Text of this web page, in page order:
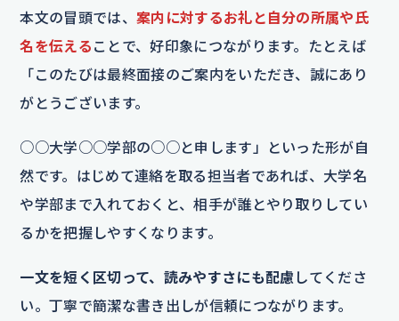
本文の冒頭では、 案内に対するお礼と自分の所属や氏
名を伝える ことで、好印象につながります。たとえば
「このたびは最終面接のご案内をいただき、誠にあり
がとうございます。
○○大学○○学部の○○と申します」といった形が自
然です。はじめて連絡を取る担当者であれば、大学名
や学部まで入れておくと、相手が誰とやり取りしてい
るかを把握しやすくなります。
一文を短く区切って、読みやすさにも配慮 してくださ
い。丁寧で簡潔な書き出しが信頼につながります。